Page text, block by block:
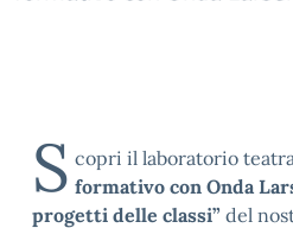
S copri il laboratorio
formativo con Onda
progetti delle classi” del